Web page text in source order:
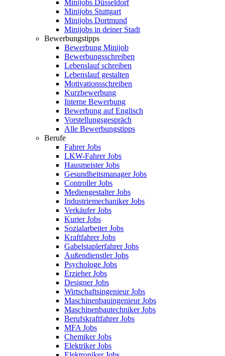
Minijobs Düsseldorf
Minijobs Stuttgart
Minijobs Dortmund
Minijobs in deiner Stadt
Bewerbungstipps
Bewerbung Minijob
Bewerbungsschreiben
Lebenslauf schreiben
Lebenslauf gestalten
Motivationsschreiben
Kurzbewerbung
Interne Bewerbung
Bewerbung auf Englisch
Vorstellungsgespräch
Alle Bewerbungstipps
Berufe
Fahrer Jobs
LKW-Fahrer Jobs
Hausmeister Jobs
Gesundheitsmanager Jobs
Controller Jobs
Mediengestalter Jobs
Industriemechaniker Jobs
Verkäufer Jobs
Kurier Jobs
Sozialarbeiter Jobs
Kraftfahrer Jobs
Gabelstaplerfahrer Jobs
Außendienstler Jobs
Psychologe Jobs
Erzieher Jobs
Designer Jobs
Wirtschaftsingenieur Jobs
Maschinenbauingenieur Jobs
Maschinenbautechniker Jobs
Berufskraftfahrer Jobs
MFA Jobs
Chemiker Jobs
Elektriker Jobs